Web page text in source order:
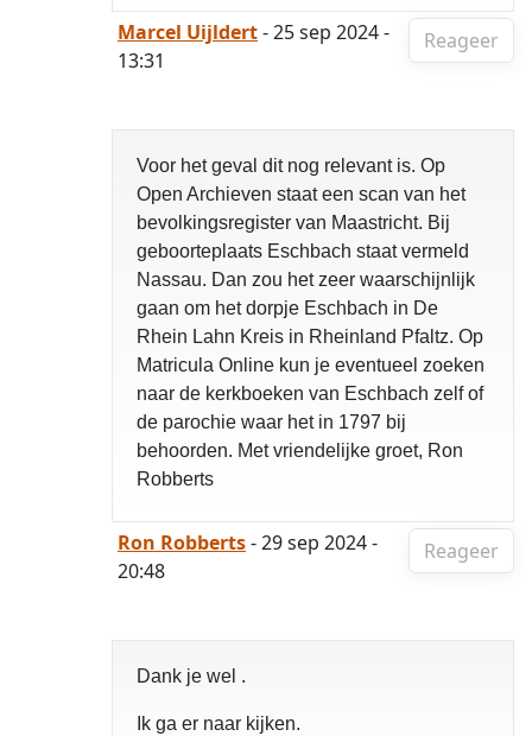
Reageer
Marcel Uijldert- 25 sep 2024 -
13:31
Voor het geval dit nog relevant is. Op
Open Archieven staat een scan van het
bevolkingsregister van Maastricht. Bij
geboorteplaats Eschbach staat vermeld
Nassau. Dan zou het zeer waarschijnlijk
gaan om het dorpje Eschbach in De
Rhein Lahn Kreis in Rheinland Pfaltz. Op
Matricula Online kun je eventueel zoeken
naar de kerkboeken van Eschbach zelf of
de parochie waar het in 1797 bij
behoorden. Met vriendelijke groet, Ron
Robberts
Reageer
Ron Robberts- 29 sep 2024 -
20:48
Dank je wel .
Ik ga er naar kijken.